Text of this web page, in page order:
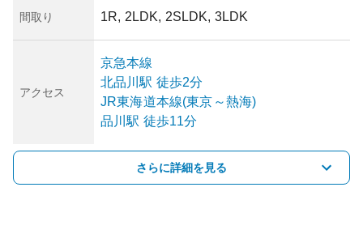
間取り 1R, 2LDK, 2SLDK, 3LDK
アクセス
京急本線
北品川駅 徒歩2分
JR東海道本線(東京～熱海)
品川駅 徒歩11分
さらに詳細を見る